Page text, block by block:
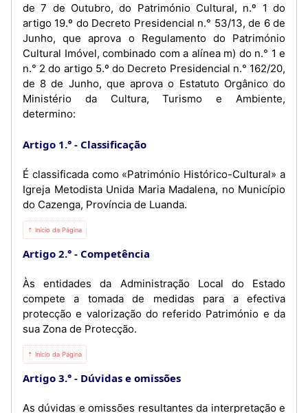
de 7 de Outubro, do Património Cultural, n.º 1 do
artigo 19.º do Decreto Presidencial n.° 53/13, de 6 de
Junho, que aprova o Regulamento do Património
Cultural Imóvel, combinado com a alínea m) do n.° 1 e
n.° 2 do artigo 5.º do Decreto Presidencial n.° 162/20,
de 8 de Junho, que aprova o Estatuto Orgânico do
Ministério da Cultura, Turismo e Ambiente,
determino:
Artigo 1.° Classificação
É classificada como «Património Histórico-Cultural» a
Igreja Metodista Unida Maria Madalena, no Município
do Cazenga, Província de Luanda.
⇡ Início da Página
Artigo 2.° Competência
Às entidades da Administração Local do Estado
compete a tomada de medidas para a efectiva
protecção e valorização do referido Património e da
sua Zona de Protecção.
⇡ Início da Página
Artigo 3.° Dúvidas e omissões
As dúvidas e omissões resultantes da interpretação e